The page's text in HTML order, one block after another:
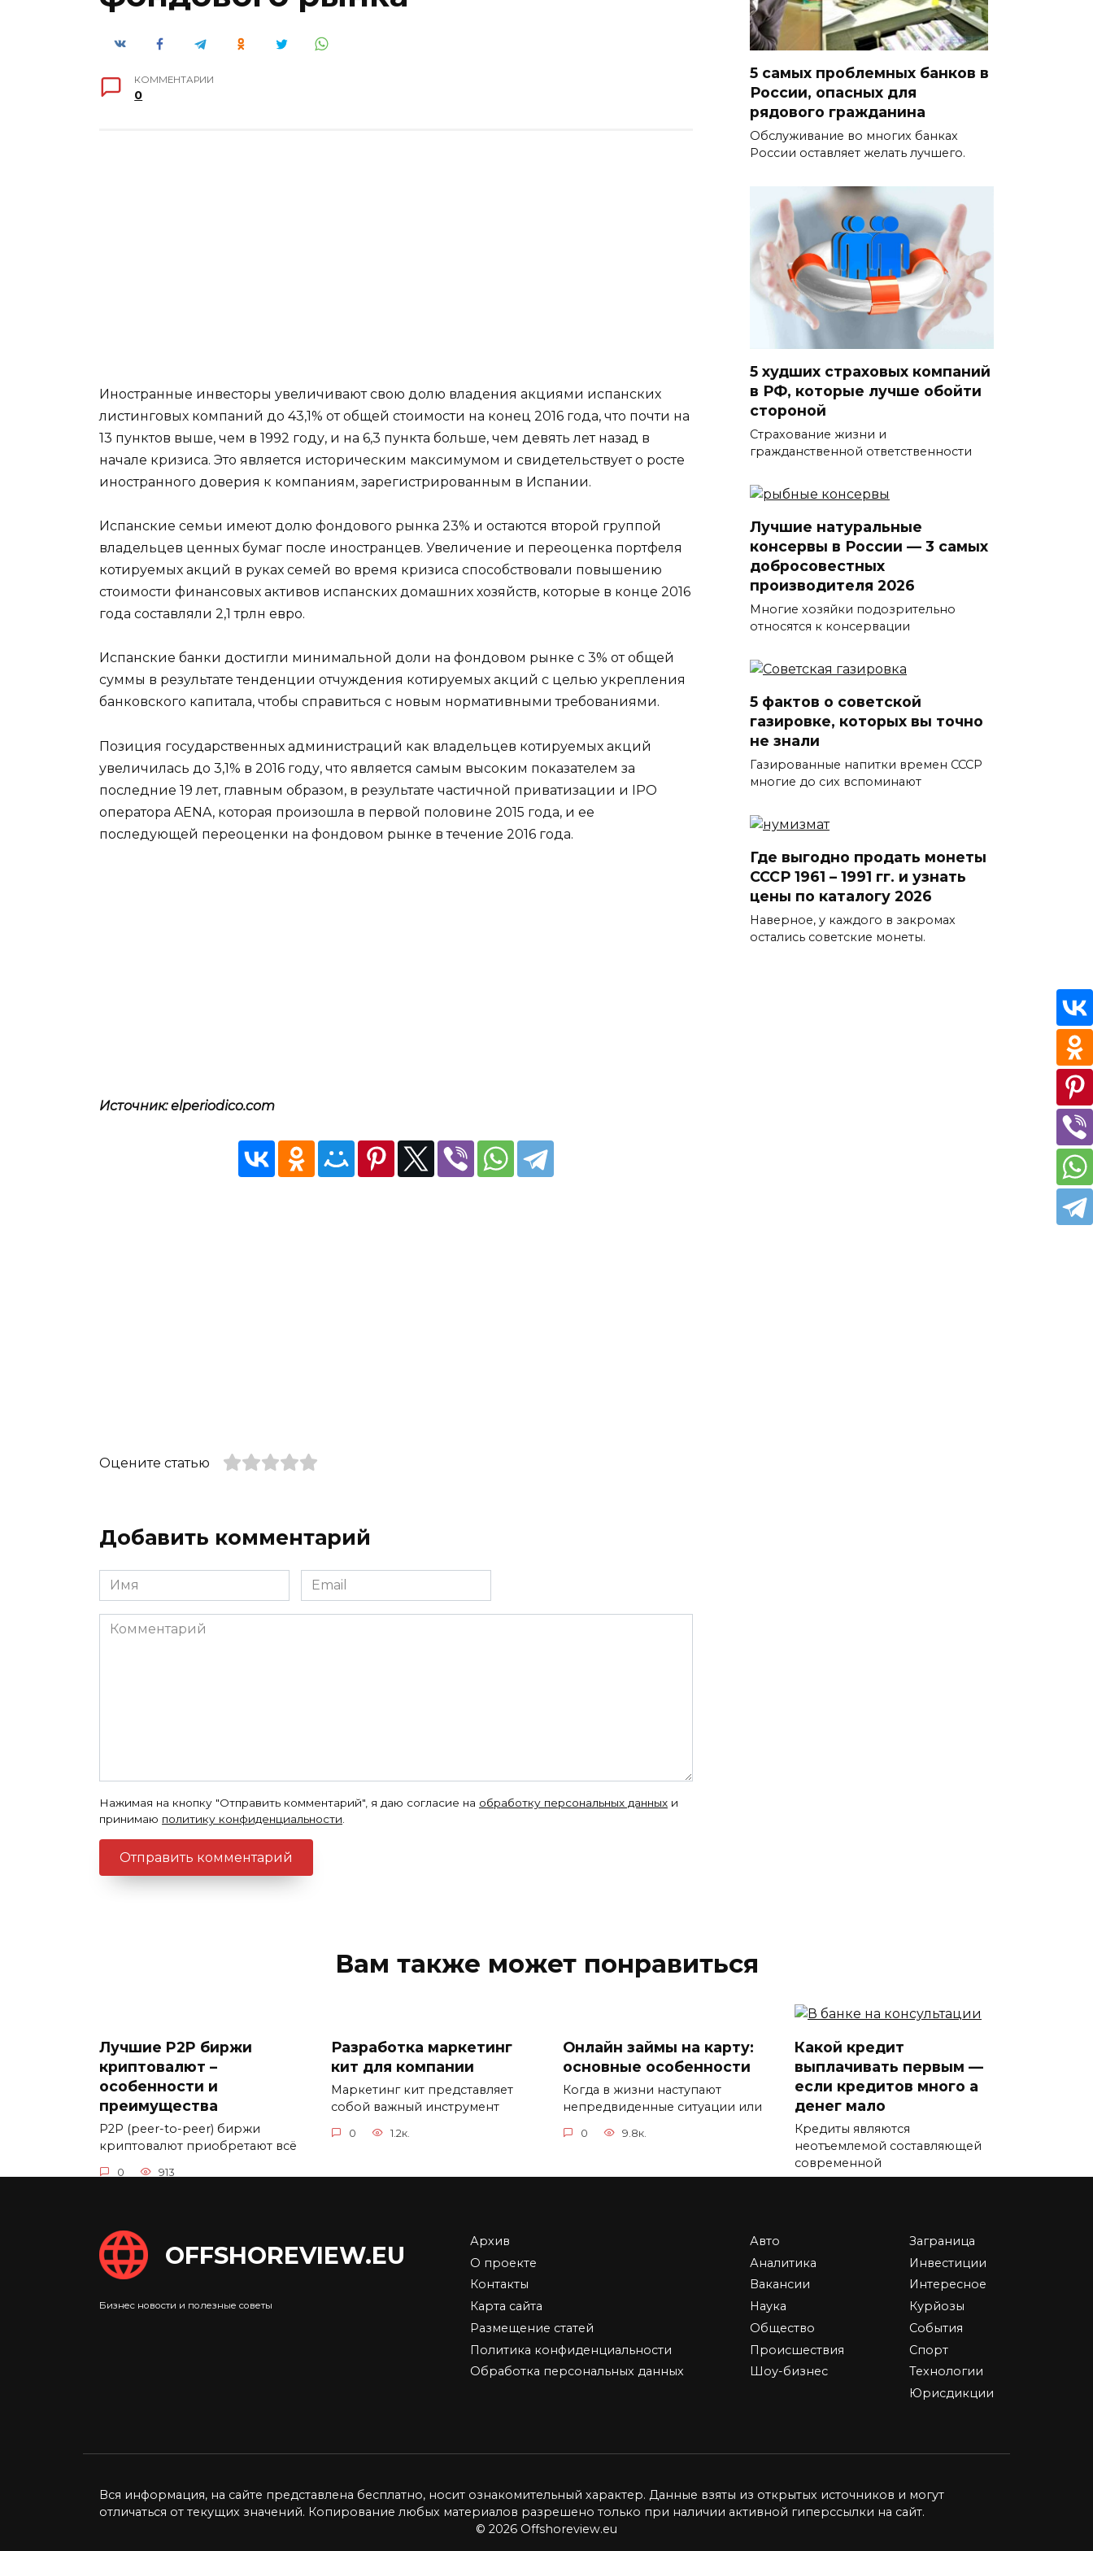
КОММЕНТАРИИ
0
Иностранные инвесторы увеличивают свою долю владения акциями испанских
листинговых компаний до 43,1% от общей стоимости на конец 2016 года, что почти на
13 пунктов выше, чем в 1992 году, и на 6,3 пункта больше, чем девять лет назад в
начале кризиса. Это является историческим максимумом и свидетельствует о росте
иностранного доверия к компаниям, зарегистрированным в Испании.
Испанские семьи имеют долю фондового рынка 23% и остаются второй группой
владельцев ценных бумаг после иностранцев. Увеличение и переоценка портфеля
котируемых акций в руках семей во время кризиса способствовали повышению
стоимости финансовых активов испанских домашних хозяйств, которые в конце 2016
года составляли 2,1 трлн евро.
Испанские банки достигли минимальной доли на фондовом рынке с 3% от общей
суммы в результате тенденции отчуждения котируемых акций с целью укрепления
банковского капитала, чтобы справиться с новым нормативными требованиями.
Позиция государственных администраций как владельцев котируемых акций
увеличилась до 3,1% в 2016 году, что является самым высоким показателем за
последние 19 лет, главным образом, в результате частичной приватизации и IPO
оператора AENA, которая произошла в первой половине 2015 года, и ее
последующей переоценки на фондовом рынке в течение 2016 года.
Источник: elperiodico.com
Оцените статью
Добавить комментарий
Имя
*
Email
*
Комментарий
Нажимая на кнопку "Отправить комментарий", я даю согласие на обработку персональных данных и
принимаю политику конфиденциальности
5 самых проблемных банков в
России, опасных для
рядового гражданина
Обслуживание во многих банках
России оставляет желать лучшего.
5 худших страховых компаний
в РФ, которые лучше обойти
стороной
Страхование жизни и
гражданственной ответственности
Лучшие натуральные
консервы в России — 3 самых
добросовестных
производителя 2026
Многие хозяйки подозрительно
относятся к консервации
5 фактов о советской
газировке, которых вы точно
не знали
Газированные напитки времен СССР
многие до сих вспоминают
Где выгодно продать монеты
СССР 1961 – 1991 гг. и узнать
цены по каталогу 2026
Наверное, у каждого в закромах
остались советские монеты.
Вам также может понравиться
Лучшие P2P биржи
криптовалют –
особенности и
преимущества
P2P (peer-to-peer) биржи
криптовалют приобретают всё
0 913
Разработка маркетинг
кит для компании
Маркетинг кит представляет
собой важный инструмент
0 1.2к.
Онлайн займы на карту:
основные особенности
Когда в жизни наступают
непредвиденные ситуации или
0 9.8к.
Какой кредит
выплачивать первым —
если кредитов много а
денег мало
Кредиты являются
неотъемлемой составляющей
современной
Банки в США
Банковский сектор
Когда бывают самые
большие скидки на
Wildberries — как купить
дешевле в 2026 году
Популярность маркетплейсов
биткоинов: руководство
криптовалюта в мире,
привлекает
учителя физкультуры в
школе — в России и за
рубежом в 2026 году
Наличие специального
образования, хорошая
OFFSHOREVIEW.EU
Бизнес новости и полезные советы
Архив
О проекте
Контакты
Карта сайта
Размещение статей
Политика конфиденциальности
Обработка персональных данных
Авто
Аналитика
Вакансии
Наука
Общество
Происшествия
Шоу-бизнес
Заграница
Инвестиции
Интересное
Курйозы
События
Спорт
Технологии
Юрисдикции
Вся информация, на сайте представлена бесплатно, носит ознакомительный характер. Данные взяты из открытых источников и могут
отличаться от текущих значений. Копирование любых материалов разрешено только при наличии активной гиперссылки на сайт.
© 2026 Offshoreview.eu